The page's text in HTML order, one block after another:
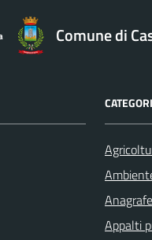
Comune di
Appalti